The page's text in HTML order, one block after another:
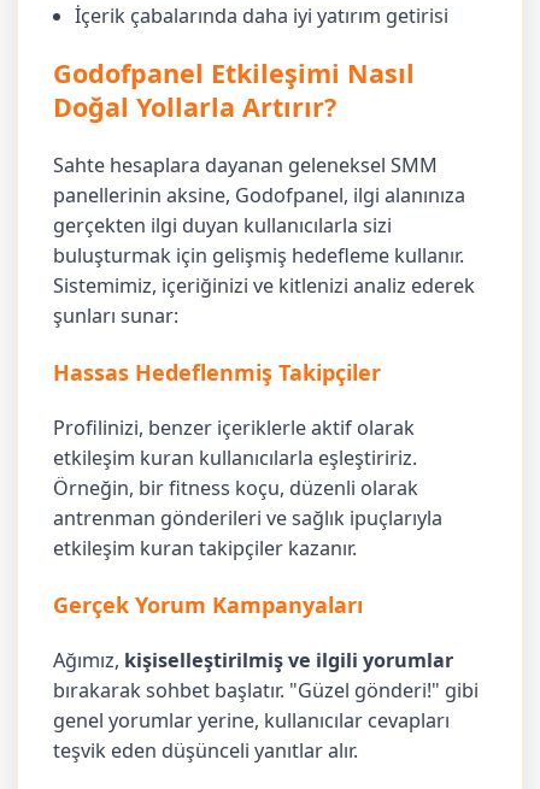
İçerik çabalarında daha iyi yatırım getirisi
Godofpanel Etkileşimi Nasıl
Doğal Yollarla Artırır?
Sahte hesaplara dayanan geleneksel SMM
panellerinin aksine, Godofpanel, ilgi alanınıza
gerçekten ilgi duyan kullanıcılarla sizi
buluşturmak için gelişmiş hedefleme kullanır.
Sistemimiz, içeriğinizi ve kitlenizi analiz ederek
şunları sunar:
Hassas Hedeflenmiş Takipçiler
Profilinizi, benzer içeriklerle aktif olarak
etkileşim kuran kullanıcılarla eşleştiririz.
Örneğin, bir fitness koçu, düzenli olarak
antrenman gönderileri ve sağlık ipuçlarıyla
etkileşim kuran takipçiler kazanır.
Gerçek Yorum Kampanyaları
Ağımız, kişiselleştirilmiş ve ilgili yorumlar
bırakarak sohbet başlatır. "Güzel gönderi!" gibi
genel yorumlar yerine, kullanıcılar cevapları
teşvik eden düşünceli yanıtlar alır.